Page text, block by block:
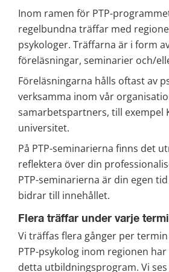
Inom ramen för PTP-
regelbundna träffar med
psykologer. Träffarna är i form
föreläsningar, seminarier och/
Föreläsningarna hålls oftast av
verksamma inom vår
samarbetspartners, till exempel
universitet.
På PTP-seminarierna finns det
reflektera över din
PTP-seminarierna är din egen
bidrar till innehållet.
Flera träffar under varje
Vi träffas flera gånger per
PTP-psykolog inom regionen
detta utbildningsprogram. Vi